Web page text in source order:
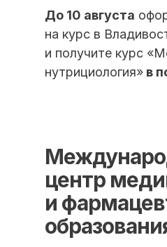
До 10 августа
на курс в
и получите курс
нутрициология» в
центр
и
© 2026 ООО «МЦ МФО» МОСКВА
Соглашение о конфиденциальности
Проверить лицензию
ИНН/КПП 9702021368/770201001
ОГРН 1207700292690
info@kursmedik.ru
Повышение квалификации